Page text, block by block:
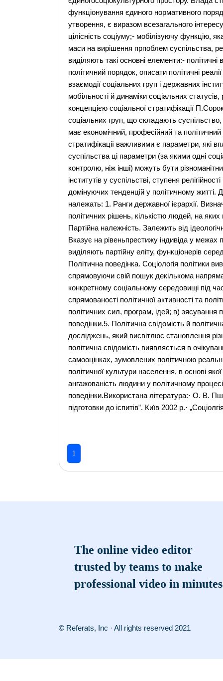
функціонування єдиного нормативного
утворення, є виразом всезагального
цілісність соціуму;- мобілізуючу функцію,
маси на вирішення прпоблем суспільства,
виділяють такі основні елементи:-
політичний порядок, описати політичні
взаємодії соціальних груп і державних
мобільності й динаміки соціальних
концепцією соціальної стратифікації
соціальних груп, що складають
має економічний, професійний та політичний
стратифікації важливими є параметри, які
суспільства ці параметри (за якими одні
контролю, ніж інші) можуть бути
інститутів у суспільстві, ступеня
домінуючих тенденцій у політичному житті.
належать: 1. Ранги державної ієрархії.
політичних рішень, кількістю людей, на
Партійна належність. Залежить від
Вказує на рівеньпрестижу індивіда у межах
виділяють партійну еліту, функціонерів
Політична поведінка. Соціологія політики
спрямовуючи свій пошук декількома
конкретному соціальному середовищі під
спрямованості політичної активності та
політичних сил, програм, ідей; в) зясування
поведінки.5. Політична свідомість й
досліджень, який висвітлює становлення
політична свідомість виявляється в
самооцінках, зумовлених політичною
політичної культури населення, в основі
ангажованість людини у політичному
поведінки.Використана література:· О. В.
підготовки до іспитів”. Київ 2002 р.·
1
The online video editor
trusted by teams to make
professional video in minutes
© Referats, Inc · All rights reserved 2021